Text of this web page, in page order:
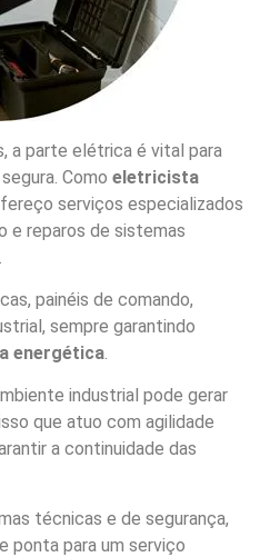
a parte elétrica é vital para
Como eletricista
serviços especializados
e reparos de sistemas
painéis de comando,
sempre garantindo
energética.
industrial pode gerar
que atuo com agilidade
a continuidade das
técnicas e de segurança,
ponta para um serviço